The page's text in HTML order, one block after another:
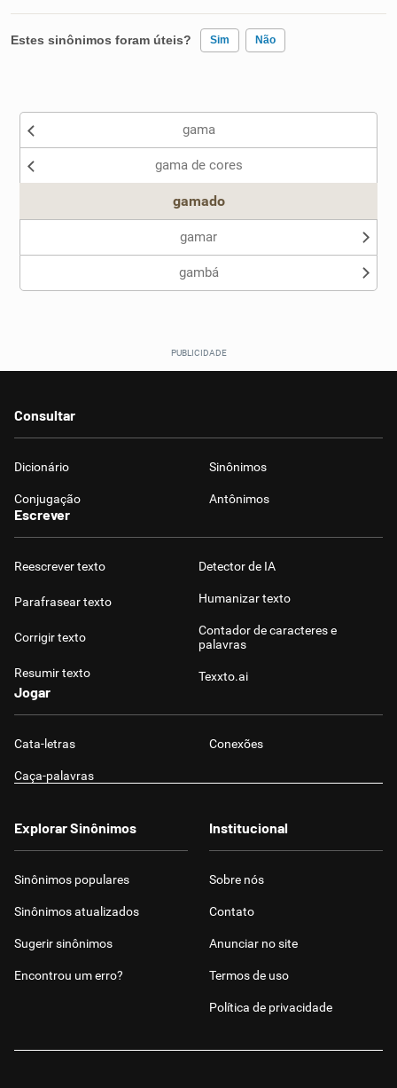
Estes sinônimos foram úteis? Sim Não
Nenhum dos sinônimos apresentados me ajudou
gama
gama de cores
gamado
gamar
gambá
Consultar
Dicionário Sinônimos
Conjugação Antônimos
Escrever
Reescrever texto
Parafrasear texto
Corrigir texto
Resumir texto
Detector de IA
Humanizar texto
Contador de caracteres e
palavras
Texxto.ai
Jogar
Cata-letras Conexões
Caça-palavras
Explorar Sinônimos
Sinônimos populares
Sinônimos atualizados
Sugerir sinônimos
Encontrou um erro?
Institucional
Sobre nós
Contato
Anunciar no site
Termos de uso
Política de privacidade